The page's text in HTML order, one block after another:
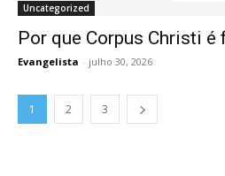
Uncategorized
Por que Corpus Christi
Evangelista - julho 30, 2026
1 2 3